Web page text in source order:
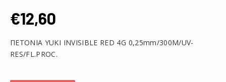
€12,60
ΠΕΤΟΝΙΑ YUKI INVISIBLE RED 4G 0,25mm/300M/UV-
RES/FL.PROC.